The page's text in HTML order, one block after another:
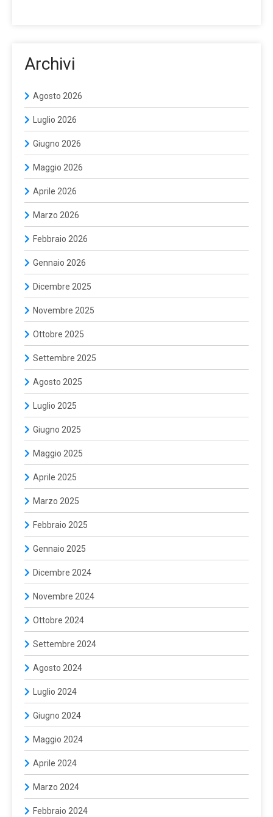
Archivi
Agosto 2026
Luglio 2026
Giugno 2026
Maggio 2026
Aprile 2026
Marzo 2026
Febbraio 2026
Gennaio 2026
Dicembre 2025
Novembre 2025
Ottobre 2025
Settembre 2025
Agosto 2025
Luglio 2025
Giugno 2025
Maggio 2025
Aprile 2025
Marzo 2025
Febbraio 2025
Gennaio 2025
Dicembre 2024
Novembre 2024
Ottobre 2024
Settembre 2024
Agosto 2024
Luglio 2024
Giugno 2024
Maggio 2024
Aprile 2024
Marzo 2024
Febbraio 2024